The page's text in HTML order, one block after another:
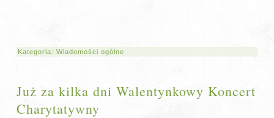
Kategoria:Wiadomości ogólne
Już za kilka dni Walentynkowy Koncert
Charytatywny